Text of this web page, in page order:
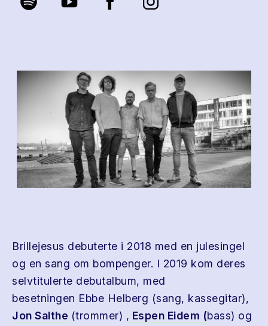
Brillejesus debuterte i 2018 med en julesingel
og en sang om bompenger. I 2019 kom deres
selvtitulerte debutalbum, med
besetningen Ebbe Helberg (sang, kassegitar),
Jon Salthe (trommer) , Espen Eidem (bass) og